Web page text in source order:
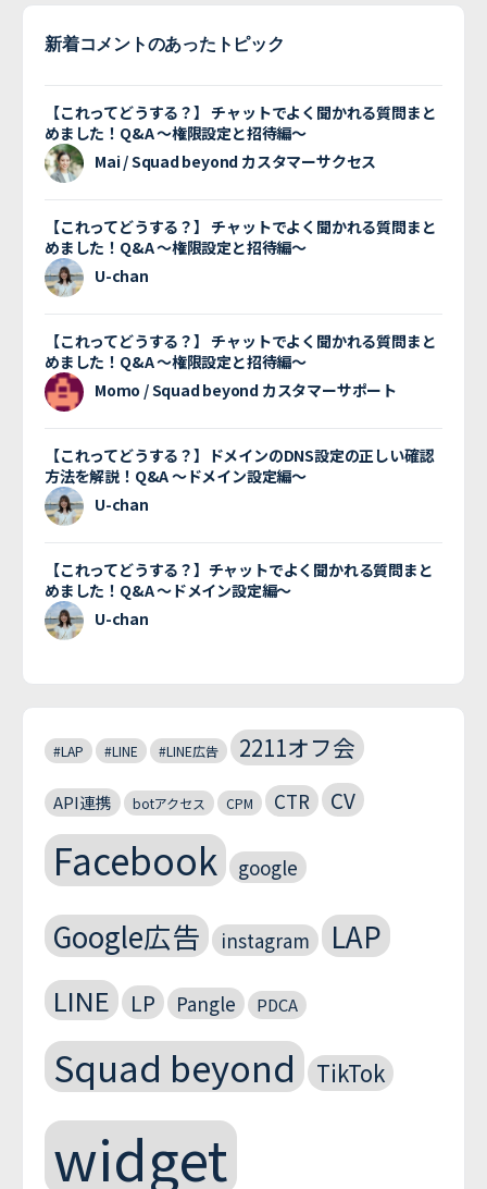
新着コメントのあったトピック
【これってどうする？】 チャットでよく聞かれる質問まと
めました！Q&A 〜権限設定と招待編〜
Mai / Squad beyond カスタマーサクセス
【これってどうする？】 チャットでよく聞かれる質問まと
めました！Q&A 〜権限設定と招待編〜
U-chan
【これってどうする？】 チャットでよく聞かれる質問まと
めました！Q&A 〜権限設定と招待編〜
Momo / Squad beyond カスタマーサポート
【これってどうする？】ドメインのDNS設定の正しい確認
方法を解説！Q&A 〜ドメイン設定編〜
U-chan
【これってどうする？】チャットでよく聞かれる質問まと
めました！Q&A 〜ドメイン設定編〜
U-chan
#LAP #LINE #LINE広告 2211オフ会
API連携 botアクセス CPM CTR CV
Facebook google
Google広告 instagram LAP
LINE LP Pangle PDCA
Squad beyond TikTok
widget